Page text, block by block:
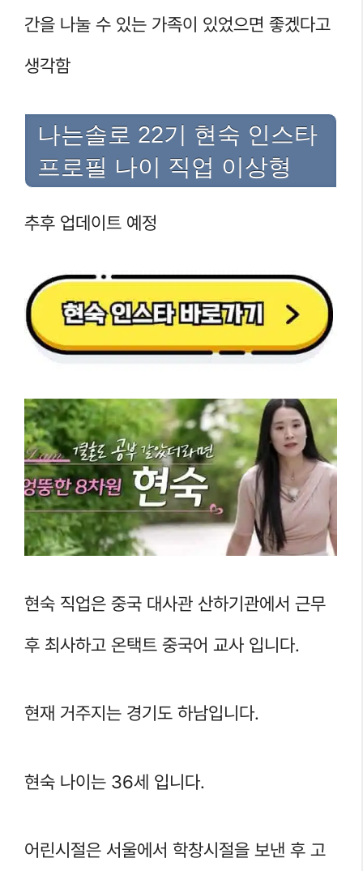
간을 나눌 수 있는 가족이 있었으면 좋겠다고
생각함
나는솔로 22기 현숙 인스타
프로필 나이 직업 이상형
추후 업데이트 예정
현숙 직업은 중국 대사관 산하기관에서 근무
후 최사하고 온택트 중국어 교사 입니다.
현재 거주지는 경기도 하남입니다.
현숙 나이는 36세 입니다.
어린시절은 서울에서 학창시절을 보낸 후 고